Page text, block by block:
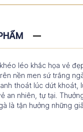
léo khắc họa vẻ
nền men sứ trắng
thoát lúc dứt khoát,
an nhiên, tự tại.
là tận hưởng những